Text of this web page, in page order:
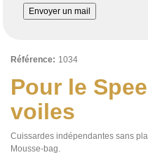
Pour le
voiles
Cuissardes indépendantes sans
Mousse-bag.
Envoyer un mail
Référence: 1034